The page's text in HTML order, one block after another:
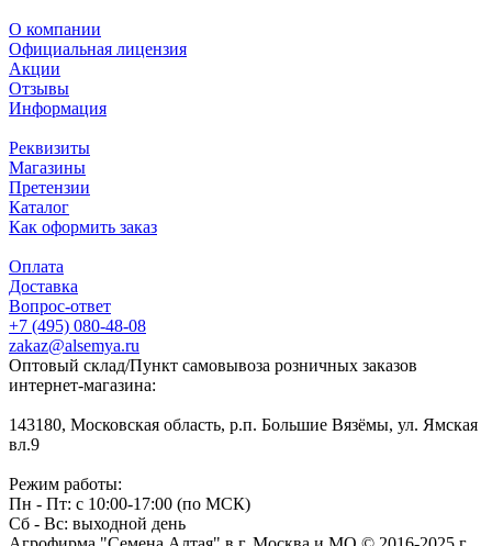
О компании
Официальная лицензия
Акции
Отзывы
Информация
Реквизиты
Магазины
Претензии
Каталог
Как оформить заказ
Оплата
Доставка
Вопрос-ответ
+7 (495) 080-48-08
zakaz@alsemya.ru
Оптовый склад/Пункт самовывоза розничных заказов
интернет-магазина:
143180, Московская область, р.п. Большие Вязёмы, ул. Ямская
вл.9
Режим работы:
Пн - Пт: с 10:00-17:00 (по МСК)
Сб - Вс: выходной день